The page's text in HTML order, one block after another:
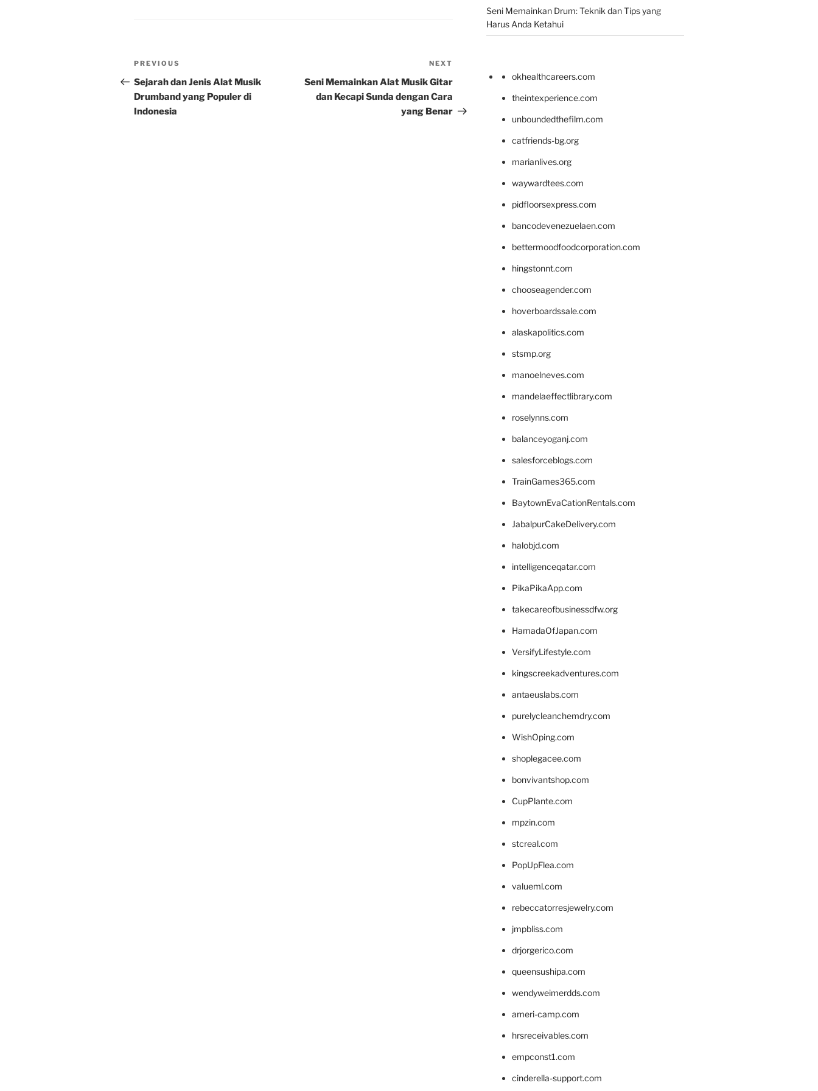
Post
navigation
Previous
Post
PREVIOUS
Sejarah dan Jenis Alat Musik
Drumband yang Populer di
Indonesia
Post
NEXT
Seni Memainkan Alat Musik Gitar
dan Kecapi Sunda dengan Cara
yang Benar
Seni Memainkan Drum: Teknik dan Tips yang
Harus Anda Ketahui
okhealthcareers.com
theintexperience.com
unboundedthefilm.com
catfriends-bg.org
marianlives.org
waywardtees.com
pidfloorsexpress.com
bancodevenezuelaen.com
bettermoodfoodcorporation.com
hingstonnt.com
chooseagender.com
hoverboardssale.com
alaskapolitics.com
stsmp.org
manoelneves.com
mandelaeffectlibrary.com
roselynns.com
balanceyoganj.com
salesforceblogs.com
TrainGames365.com
BaytownEvaCationRentals.com
JabalpurCakeDelivery.com
halobjd.com
intelligenceqatar.com
PikaPikaApp.com
takecareofbusinessdfw.org
HamadaOfJapan.com
VersifyLifestyle.com
kingscreekadventures.com
antaeuslabs.com
purelycleanchemdry.com
WishOping.com
shoplegacee.com
bonvivantshop.com
CupPlante.com
mpzin.com
stcreal.com
PopUpFlea.com
valueml.com
rebeccatorresjewelry.com
jmpbliss.com
drjorgerico.com
queensushipa.com
wendyweimerdds.com
ameri-camp.com
hrsreceivables.com
empconst1.com
cinderella-support.com